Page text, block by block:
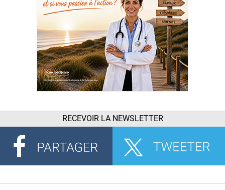
RECEVOIR LA NEWSLETTER